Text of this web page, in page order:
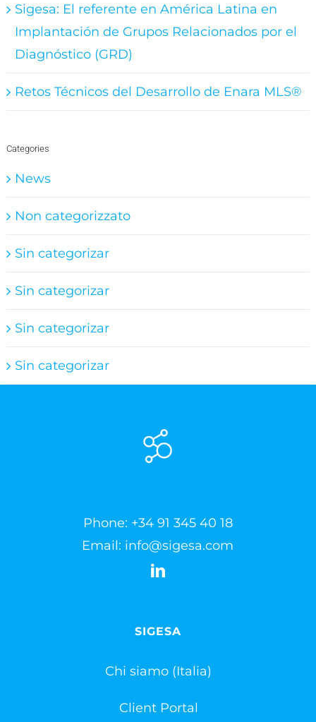
Sigesa: El referente en América Latina en
Implantación de Grupos Relacionados por el
Diagnóstico (GRD)
Retos Técnicos del Desarrollo de Enara MLS®
Categories
News
Non categorizzato
Sin categorizar
Sin categorizar
Sin categorizar
Sin categorizar
Phone: +34 91 345 40 18
Email: info@sigesa.com
SIGESA
Chi siamo (Italia)
Client Portal